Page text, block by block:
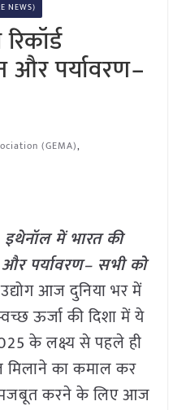
NEWS)
और पर्यावरण–
(GEMA),
इथेनॉल में भारत की
और पर्यावरण– सभी को
आज दुनिया भर में
ऊर्जा की दिशा में ये
के लक्ष्य से पहले ही
मिलाने का कमाल कर
मजबूत करने के लिए आज